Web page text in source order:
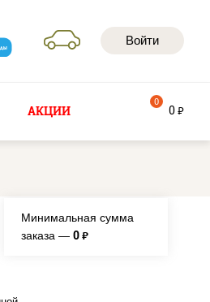
Войти
АКЦИИ 0 руб
0
Минимальная сумма
заказа — 0 руб.